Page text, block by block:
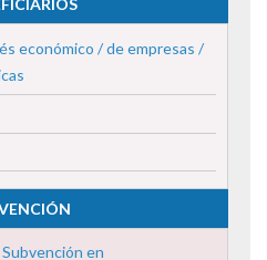
económico / de empresas /
Subvención en